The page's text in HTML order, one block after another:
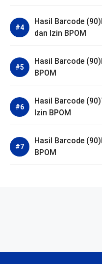
Hasil Barcode
dan Izin BPOM
Hasil Barcode
BPOM
Hasil Barcode
Izin BPOM
Hasil Barcode
BPOM